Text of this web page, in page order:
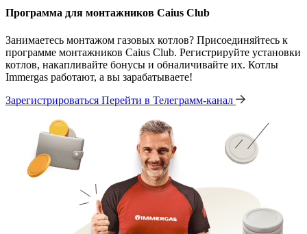
Программа для монтажников Caius Club
Занимаетесь монтажом газовых котлов? Присоединяйтесь к
программе монтажников Caius Club. Регистрируйте установки
котлов, накапливайте бонусы и обналичивайте их. Котлы
Immergas работают, а вы зарабатываете!
Зарегистрироваться Перейти в Телеграмм-канал